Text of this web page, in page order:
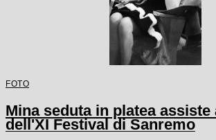
FOTO
Mina seduta in platea assiste
dell'XI Festival di Sanremo